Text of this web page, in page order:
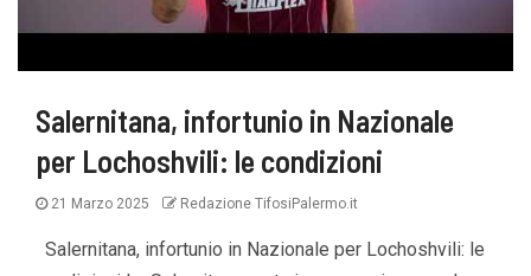
Salernitana, infortunio in Nazionale
per Lochoshvili: le condizioni
21 Marzo 2025 Redazione TifosiPalermo.it
Salernitana, infortunio in Nazionale per Lochoshvili: le